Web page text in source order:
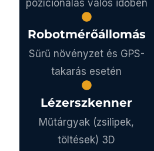
pozícionálás valós időben
Robotmérőállomás
Sűrű növényzet és GPS-
takarás esetén
Lézerszkenner
Műtárgyak (zsilipek,
töltések) 3D